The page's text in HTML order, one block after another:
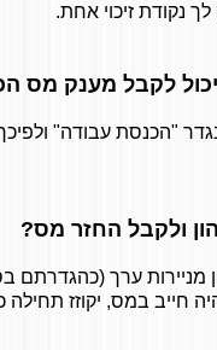
נקודת זיכוי אחת.
לקבל מענק מס
"הכנסת עבודה"
ולקבל החזר מס?
במס, יקוזז תחילה